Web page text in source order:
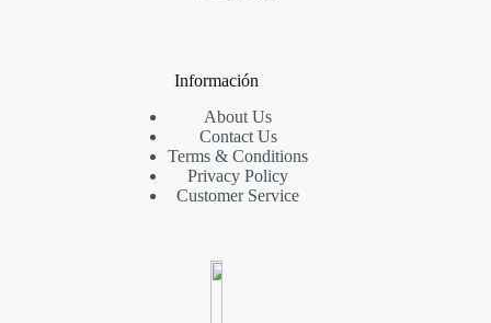
Información
About Us
Contact Us
Terms & Conditions
Privacy Policy
Customer Service